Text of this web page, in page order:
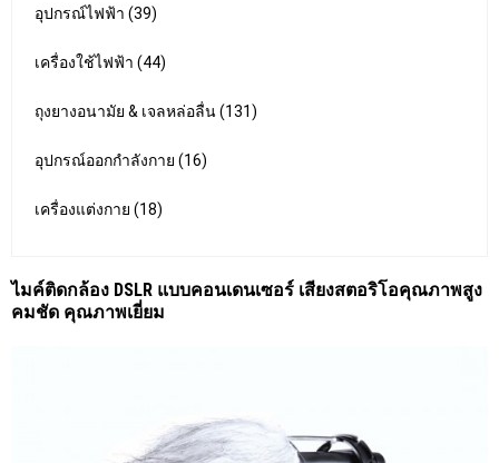
อุปกรณ์ไฟฟ้า (39)
เครื่องใช้ไฟฟ้า (44)
ถุงยางอนามัย & เจลหล่อลื่น (131)
อุปกรณ์ออกกำลังกาย (16)
เครื่องแต่งกาย (18)
ไมค์ติดกล้อง DSLR แบบคอนเดนเซอร์ เสียงสตอริโอคุณภาพสูง
คมชัด คุณภาพเยี่ยม